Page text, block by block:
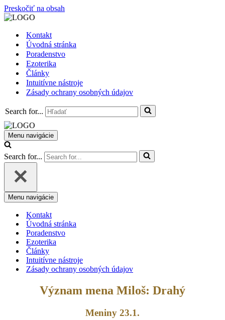
Preskočiť na obsah
Kontakt
Úvodná stránka
Poradenstvo
Ezoterika
Články
Intuitívne nástroje
Zásady ochrany osobných údajov
Search for...
Menu navigácie
Search for...
Menu navigácie
Kontakt
Úvodná stránka
Poradenstvo
Ezoterika
Články
Intuitívne nástroje
Zásady ochrany osobných údajov
Význam mena Miloš: Drahý
Meniny 23.1.